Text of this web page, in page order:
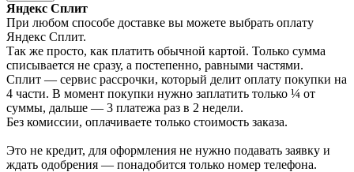
Яндекс Сплит
При любом способе доставке вы можете выбрать оплату
Яндекс Сплит.
Так же просто, как платить обычной картой. Только сумма
списывается не сразу, а постепенно, равными частями.
Сплит — сервис рассрочки, который делит оплату покупки на
4 части. В момент покупки нужно заплатить только ¼ от
суммы, дальше — 3 платежа раз в 2 недели.
Без комиссии, оплачиваете только стоимость заказа.
Это не кредит, для оформления не нужно подавать заявку и
ждать одобрения — понадобится только номер телефона.